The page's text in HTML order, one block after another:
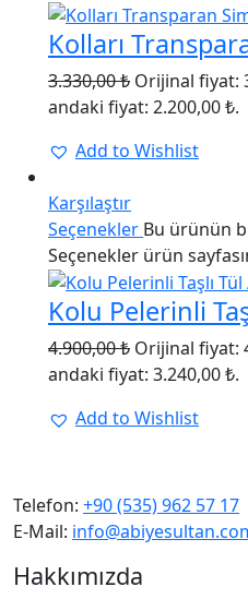
Kolları
3.330,00₺ Orijinal fiyat:
andaki fiyat: 2.200,00 ₺.
Add to Wishlist
Karşılaştır
Seçenekler Bu ürünün
Seçenekler ürün
Kolu Pelerinli
4.900,00₺ Orijinal fiyat:
andaki fiyat: 3.240,00 ₺.
Add to Wishlist
Telefon: +90 (535) 962 57 17
E-Mail:
Hakkımızda